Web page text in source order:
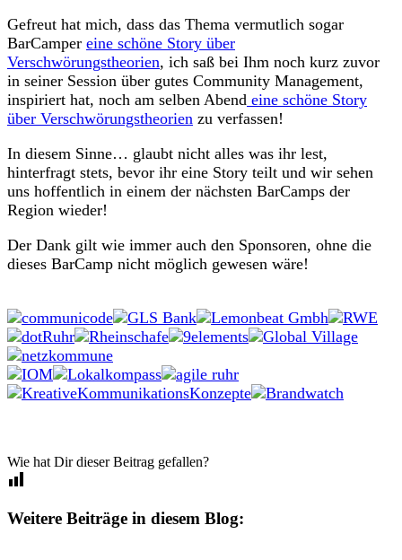
Gefreut hat mich, dass das Thema vermutlich sogar
BarCamper eine schöne Story über
Verschwörungstheorien, ich saß bei Ihm noch kurz zuvor
in seiner Session über gutes Community Management,
inspiriert hat, noch am selben Abend eine schöne Story
über Verschwörungstheorien zu verfassen!
In diesem Sinne… glaubt nicht alles was ihr lest,
hinterfragt stets, bevor ihr eine Story teilt und wir sehen
uns hoffentlich in einem der nächsten BarCamps der
Region wieder!
Der Dank gilt wie immer auch den Sponsoren, ohne die
dieses BarCamp nicht möglich gewesen wäre!
Wie hat Dir dieser Beitrag gefallen?
Weitere Beiträge in diesem Blog: